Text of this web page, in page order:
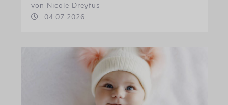
von Nicole Dreyfus
04.07.2026